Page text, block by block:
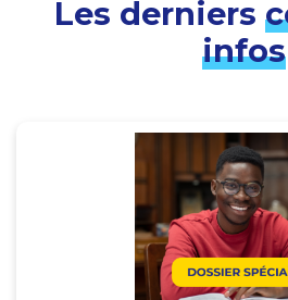
Les derniers
infos